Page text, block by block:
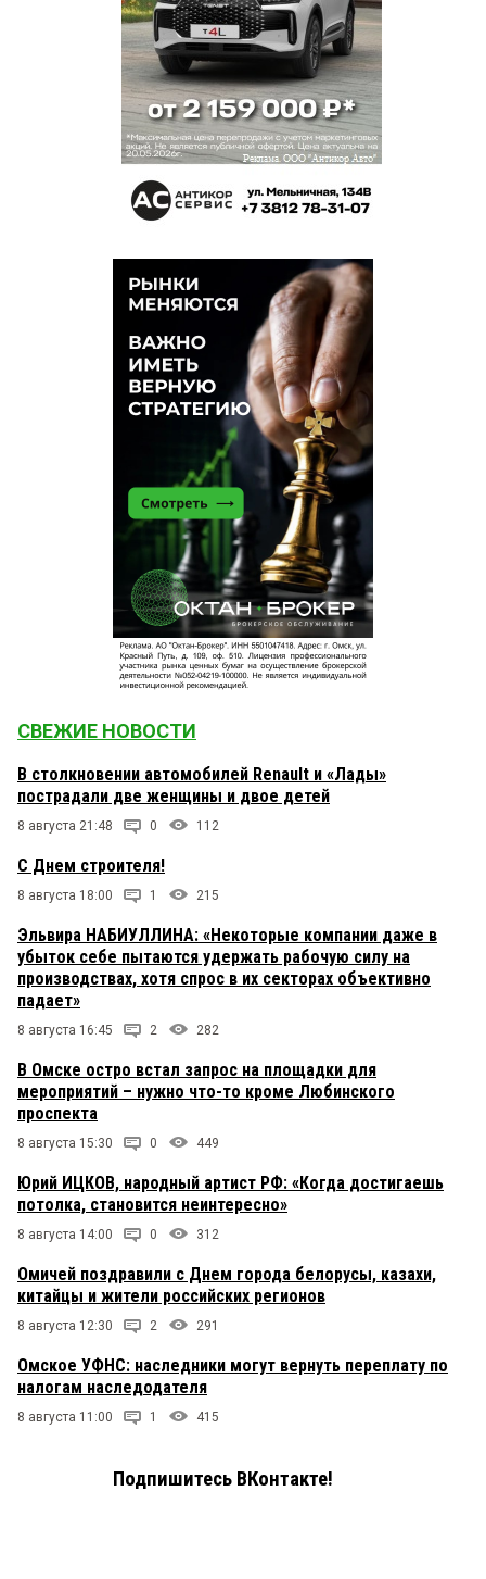
СВЕЖИЕ НОВОСТИ
В столкновении автомобилей Renault и «Лады»
пострадали две женщины и двое детей
8 августа 21:48 0 112
С Днем строителя!
8 августа 18:00 1 215
Эльвира НАБИУЛЛИНА: «Некоторые компании даже в
убыток себе пытаются удержать рабочую силу на
производствах, хотя спрос в их секторах объективно
падает»
8 августа 16:45 2 282
В Омске остро встал запрос на площадки для
мероприятий – нужно что-то кроме Любинского
проспекта
8 августа 15:30 0 449
Юрий ИЦКОВ, народный артист РФ: «Когда достигаешь
потолка, становится неинтересно»
8 августа 14:00 0 312
Омичей поздравили с Днем города белорусы, казахи,
китайцы и жители российских регионов
8 августа 12:30 2 291
Омское УФНС: наследники могут вернуть переплату по
налогам наследодателя
8 августа 11:00 1 415
Подпишитесь ВКонтакте!